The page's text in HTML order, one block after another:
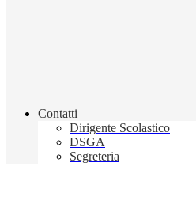
Contatti
Dirigente Scolastico
DSGA
Segreteria